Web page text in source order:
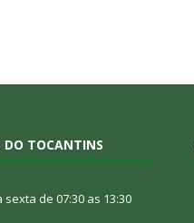
DO TOCANTINS
de 07:30 as 13:30